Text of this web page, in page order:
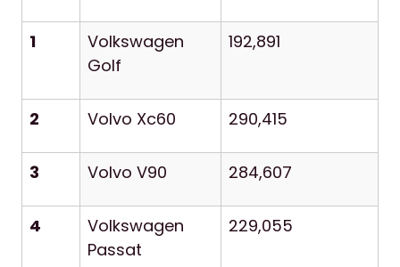
1
Volkswagen
Golf
192,891
2 Volvo Xc60 290,415
3 Volvo V90 284,607
4
Volkswagen
Passat
229,055